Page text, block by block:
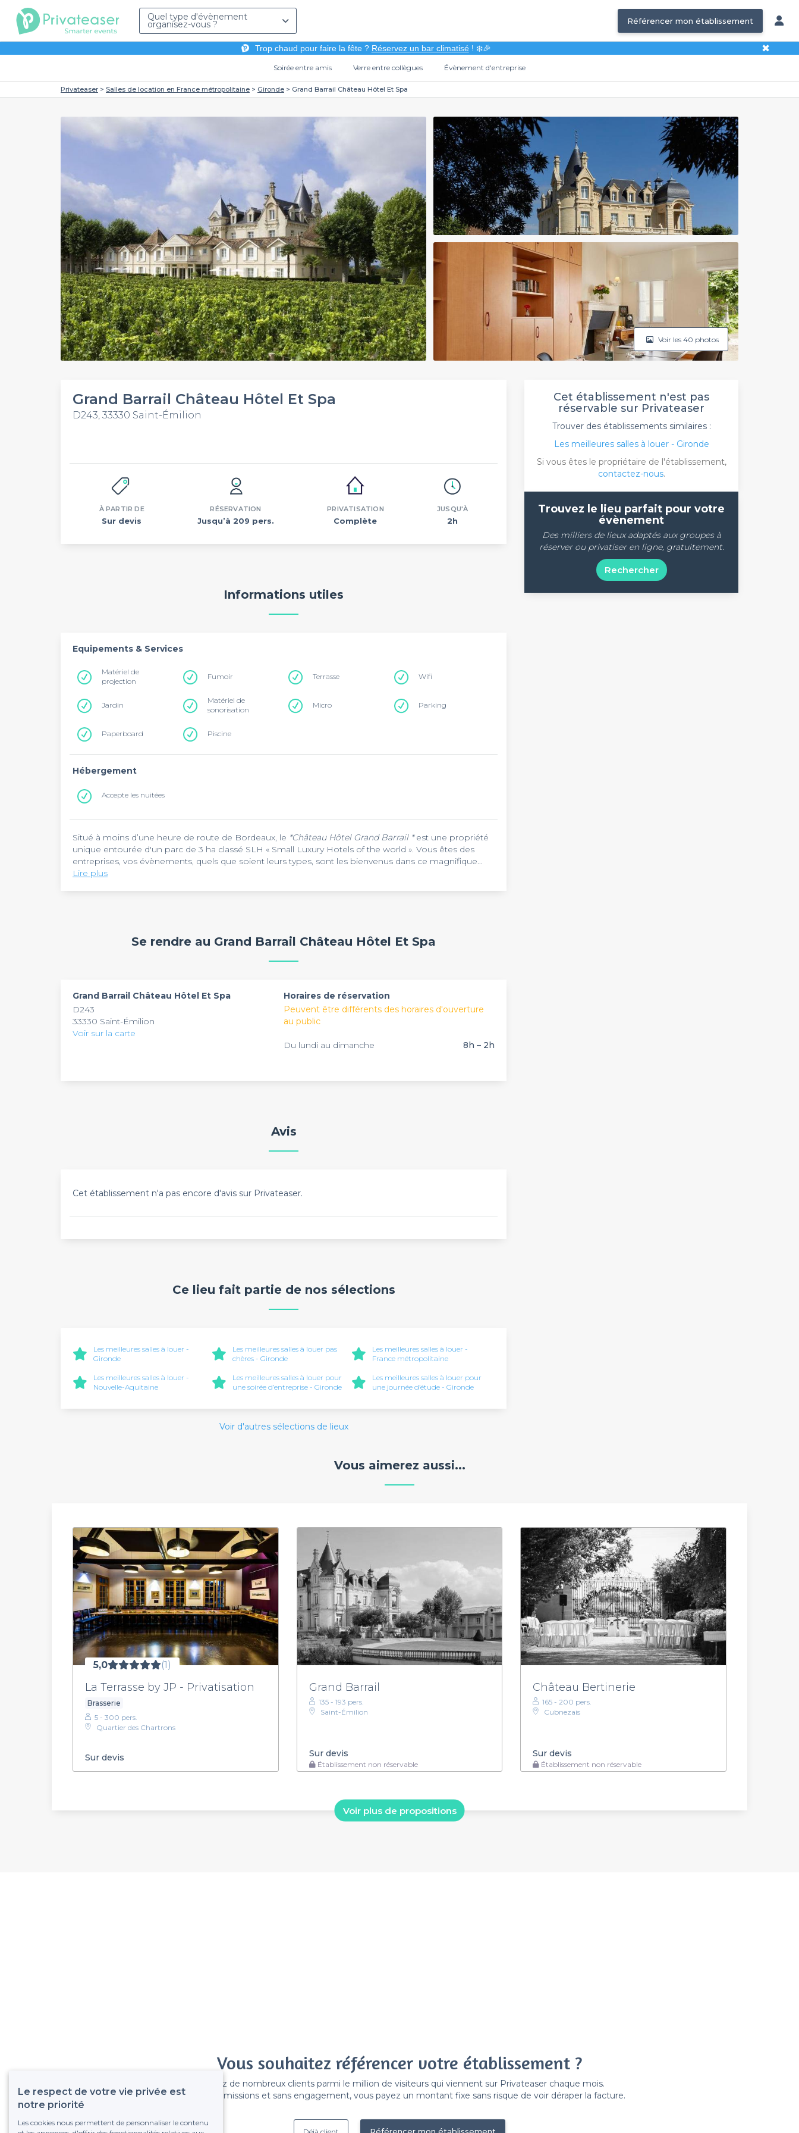
Quel type d'évènement
organisez-vous ? Référencer mon établissement
Trop chaud pour faire la fête ? Réservez un bar climatisé! ❄️🎉 ✖
Soirée entre amis Verre entre collègues Évènement d'entreprise
Privateaser Salles de location en France métropolitaine Gironde Grand Barrail Château Hôtel Et Spa
Voir les 40 photos
Grand Barrail Château Hôtel Et Spa
D243, 33330 Saint-Émilion
À PARTIR DE
Sur devis
RÉSERVATION
Jusqu’à 209 pers.
PRIVATISATION
Complète
JUSQU'À
2h
Informations utiles
Equipements & Services
Matériel de
projection
Fumoir Terrasse Wifi
Jardin
Matériel de
sonorisation
Micro Parking
Paperboard Piscine
Hébergement
Accepte les nuitées
Situé à moins d’une heure de route de Bordeaux, le *Château Hôtel Grand Barrail *est une propriété
unique entourée d'un parc de 3 ha classé SLH « Small Luxury Hotels of the world ». Vous êtes des
entreprises, vos évènements, quels que soient leurs types, sont les bienvenus dans ce magnifique
château.
privatif et un coin salon. Plus originale, retrouvez-vous au fumoir pour vos réunions informelles dans
Château Hôtel Grand Barrail. Une équipe chaleureuse et à votre écoute vous réserve
Lire plus
Se rendre au Grand Barrail Château Hôtel Et Spa
Grand Barrail Château Hôtel Et Spa
D243
33330 Saint-Émilion
Voir sur la carte
Horaires de réservation
Peuvent être différents des horaires d'ouverture
au public
Du lundi au dimanche 8h – 2h
Avis
Cet établissement n'a pas encore d'avis sur Privateaser.
Ce lieu fait partie de nos sélections
Les meilleures salles à louer -
Gironde
Les meilleures salles à louer pas
chères - Gironde
Les meilleures salles à louer -
France métropolitaine
Les meilleures salles à louer -
Nouvelle-Aquitaine
Les meilleures salles à louer pour
une soirée d’entreprise - Gironde
Les meilleures salles à louer pour
une journée d’étude - Gironde
Voir d'autres sélections de lieux
Cet établissement n'est pas
réservable sur Privateaser
Trouver des établissements similaires :
Les meilleures salles à louer - Gironde
Si vous êtes le propriétaire de l'établissement,
contactez-nous.
Trouvez le lieu parfait pour votre
évènement
Des milliers de lieux adaptés aux groupes à
réserver ou privatiser en ligne, gratuitement.
Rechercher
Vous aimerez aussi...
5,0 (1)
La Terrasse by JP - Privatisation
Brasserie
5 - 300 pers.
Quartier des Chartrons
Sur devis
Grand Barrail
135 - 193 pers.
Saint-Émilion
Sur devis
Établissement non réservable
Château Bertinerie
165 - 200 pers.
Cubnezais
Sur devis
Établissement non réservable
Voir plus de propositions
Vous souhaitez référencer votre établissement ?
Gagnez de nombreux clients parmi le million de visiteurs qui viennent sur Privateaser chaque mois.
Pas de commissions et sans engagement, vous payez un montant fixe sans risque de voir déraper la facture.
Déjà client
Le respect de votre vie privée est
notre priorité
Les cookies nous permettent de personnaliser le contenu